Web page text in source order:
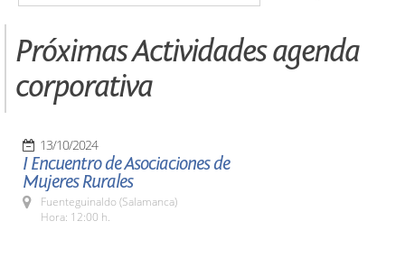
Próximas Actividades agenda
corporativa
13/10/2024
I Encuentro de Asociaciones de
Mujeres Rurales
Fuenteguinaldo (Salamanca)
Hora: 12:00 h.